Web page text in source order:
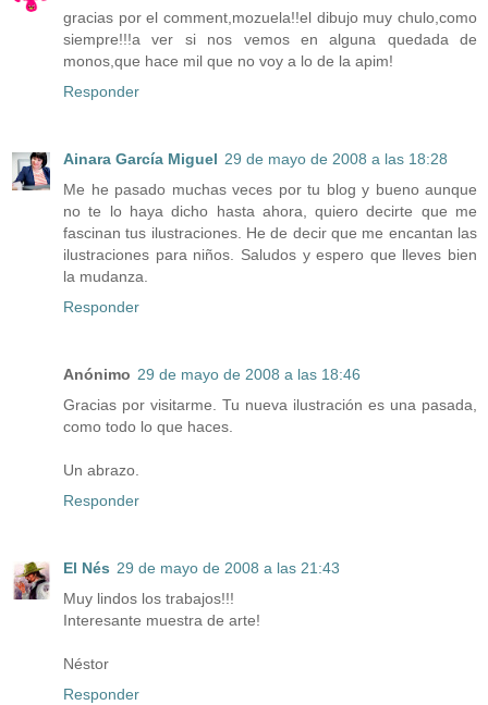
gracias por el comment,mozuela!!el dibujo muy chulo,como
siempre!!!a ver si nos vemos en alguna quedada de
monos,que hace mil que no voy a lo de la apim!
Responder
Ainara García Miguel 29 de mayo de 2008 a las 18:28
Me he pasado muchas veces por tu blog y bueno aunque
no te lo haya dicho hasta ahora, quiero decirte que me
fascinan tus ilustraciones. He de decir que me encantan las
ilustraciones para niños. Saludos y espero que lleves bien
la mudanza.
Responder
Anónimo 29 de mayo de 2008 a las 18:46
Gracias por visitarme. Tu nueva ilustración es una pasada,
como todo lo que haces.
Un abrazo.
Responder
El Nés 29 de mayo de 2008 a las 21:43
Muy lindos los trabajos!!!
Interesante muestra de arte!
Néstor
Responder